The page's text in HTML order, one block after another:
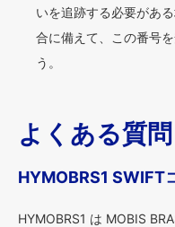
いを追跡する必要があ
合に備えて、この番号
う。
よくある質問
HYMOBRS1 SWIFT
HYMOBRS1 は MOBIS